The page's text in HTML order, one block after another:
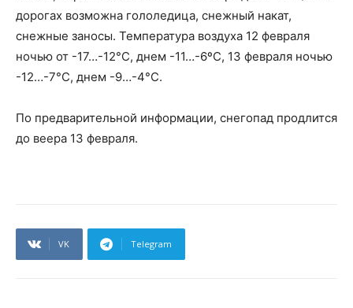
дорогах возможна гололедица, снежный накат,
снежные заносы. Температура воздуха 12 февраля
ночью от -17…-12°С, днем -11…-6ºС, 13 февраля ночью
-12…-7°С, днем -9…-4°С.
По предварительной информации, снегопад продлится
до веера 13 февраля.
VK Telegram